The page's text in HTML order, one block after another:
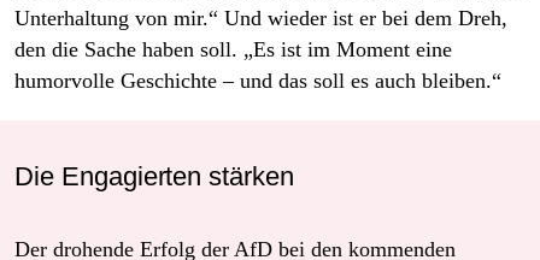
Unterhaltung von mir.“ Und wieder ist er bei dem Dreh,
den die Sache haben soll. „Es ist im Moment eine
humorvolle Geschichte – und das soll es auch bleiben.“
Die Engagierten stärken
Der drohende Erfolg der AfD bei den kommenden